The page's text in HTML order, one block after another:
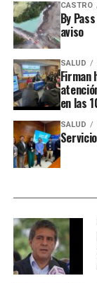
NO TE PIERDAS
Funcionarios
por calles
CASTRO
By
aviso
SALUD
Firman
en las
SALUD